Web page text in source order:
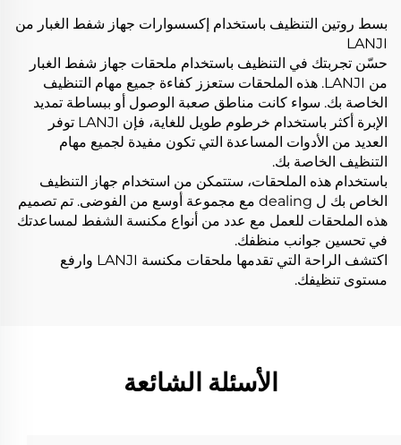
بسط روتين التنظيف باستخدام إكسسوارات جهاز شفط الغبار من
LANJI
حسّن تجربتك في التنظيف باستخدام ملحقات جهاز شفط الغبار
من LANJI. هذه الملحقات ستعزز كفاءة جميع مهام التنظيف
الخاصة بك. سواء كانت مناطق صعبة الوصول أو ببساطة تمديد
الإبرة أكثر باستخدام خرطوم طويل للغاية، فإن LANJI توفر
العديد من الأدوات المساعدة التي تكون مفيدة لجميع مهام
التنظيف الخاصة بك.
باستخدام هذه الملحقات، ستتمكن من استخدام جهاز التنظيف
الخاص بك ل dealing مع مجموعة أوسع من الفوضى. تم تصميم
هذه الملحقات للعمل مع عدد من أنواع مكنسة الشفط لمساعدتك
في تحسين جوانب منظفك.
اكتشف الراحة التي تقدمها ملحقات مكنسة LANJI وارفع
مستوى تنظيفك.
الأسئلة الشائعة